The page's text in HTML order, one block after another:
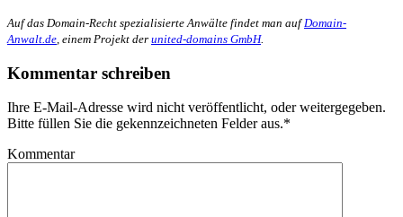
Auf das Domain-Recht spezialisierte Anwälte findet man auf Domain-
Anwalt.de , einem Projekt der united-domains GmbH.
Kommentar schreiben
Ihre E-Mail-Adresse wird nicht veröffentlicht, oder weitergegeben.
Bitte füllen Sie die gekennzeichneten Felder aus.*
Kommentar